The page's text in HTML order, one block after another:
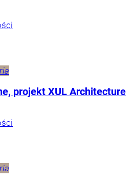
projekt XUL Architecture